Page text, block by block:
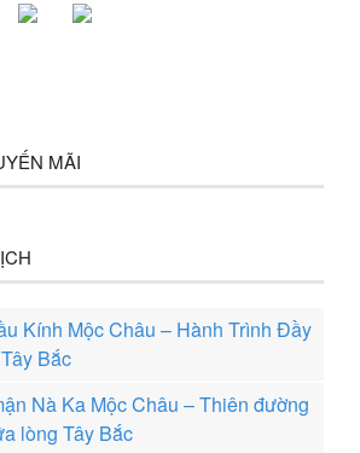
MÃI
Kính Mộc Châu – Hành Trình Đầy
Bắc
Nà Ka Mộc Châu – Thiên đường
lòng Tây Bắc